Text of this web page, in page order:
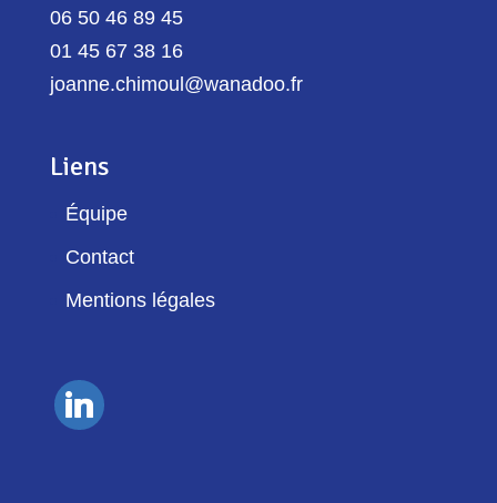
06 50 46 89 45
01 45 67 38 16
joanne.chimoul@wanadoo.fr
Liens
Équipe
Contact
Mentions légales